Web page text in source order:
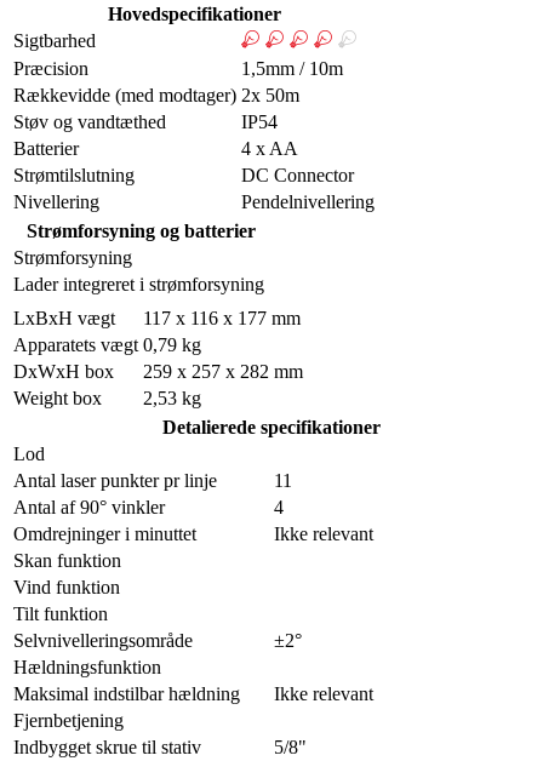
Hovedspecifikationer
Sigtbarhed
Præcision
1,5mm / 10m
Rækkevidde (med modtager) 2x 50m
Støv og vandtæthed
IP54
Batterier
4 x AA
Strømtilslutning
DC Connector
Nivellering
Pendelnivellering
Strømforsyning og batterier
Strømforsyning
Lader integreret i strømforsyning
LxBxH vægt
117 x 116 x 177 mm
Apparatets vægt 0,79 kg
DxWxH box
259 x 257 x 282 mm
Weight box
2,53 kg
Detalierede specifikationer
Lod
Antal laser punkter pr linje
11
Antal af 90° vinkler
4
Omdrejninger i minuttet
Ikke relevant
Skan funktion
Vind funktion
Tilt funktion
Selvnivelleringsområde
±2°
Hældningsfunktion
Maksimal indstilbar hældning
Ikke relevant
Fjernbetjening
Indbygget skrue til stativ
5/8"